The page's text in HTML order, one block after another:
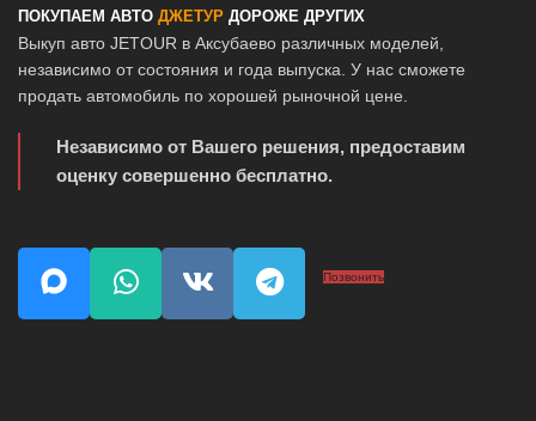
ПОКУПАЕМ АВТО ДЖЕТУР ДОРОЖЕ ДРУГИХ
Выкуп авто JETOUR в Аксубаево различных моделей,
независимо от состояния и года выпуска. У нас сможете
продать автомобиль по хорошей рыночной цене.
Независимо от Вашего решения, предоставим
оценку совершенно бесплатно.
Позвонить